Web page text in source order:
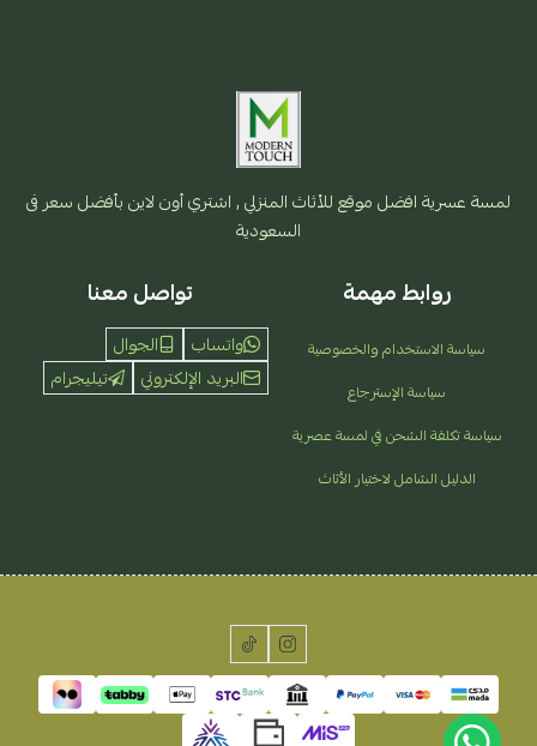
لمسة عسرية افضل موقع للأثاث المنزلي , اشتري أون لاين بأفضل سعر فى
السعودية
روابط مهمة
سياسة الاستخدام والخصوصية
سياسة الإسترجاع
سياسة تكلفة الشحن في لمسة عصرية
الدليل الشامل لاختيار الأثاث
تواصل معنا
واتساب
الجوال
البريد الإلكتروني
تيليجرام